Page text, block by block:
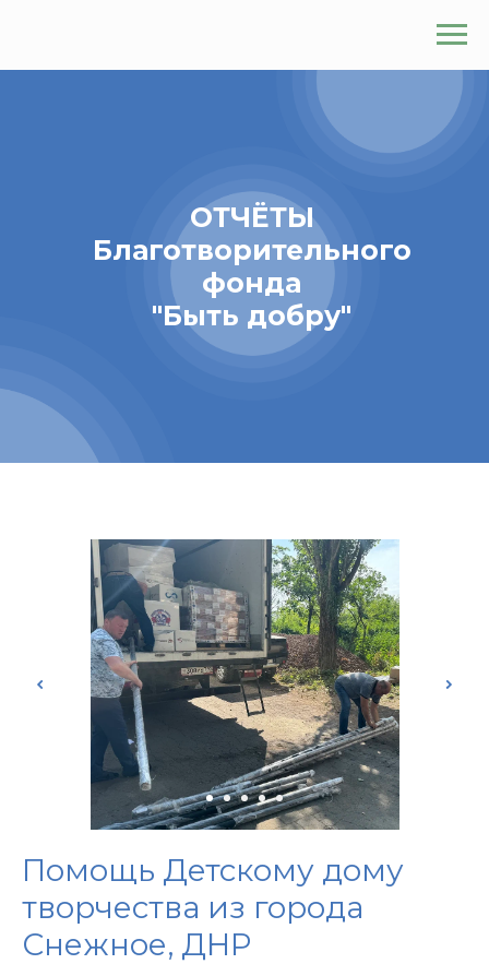
ОТЧЁТЫ
Благотворительного
фонда
"Быть добру"
Помощь Детскому дому
творчества из города
Снежное, ДНР